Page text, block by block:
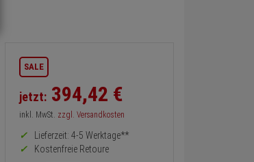
Informationen
zurück
Verfügbakeit
und
Warenkorb-
oder
Konfigurieren-
Button
SALE
jetzt: 394,42 €
inkl. MwSt. zzgl. Versandkosten
Lieferzeit: 4-5 Werktage**
Kostenfreie Retoure